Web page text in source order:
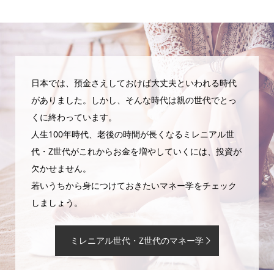
日本では、預金さえしておけば大丈夫といわれる時代
がありました。しかし、そんな時代は親の世代でとっ
くに終わっています。
人生100年時代、老後の時間が長くなるミレニアル世
代・Z世代がこれからお金を増やしていくには、投資が
欠かせません。
若いうちから身につけておきたいマネー学をチェック
しましょう。
ミレニアル世代・Z世代のマネー学